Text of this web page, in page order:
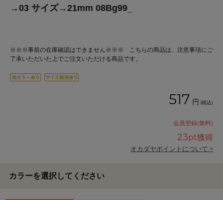
→03 サイズ→21mm 08Bg99_
※※※事前の在庫確認はできません※※※ こちらの商品は、注意事項にご
了承いただいた上でご注文いただける商品です。
517 円 (税込)
会員登録(無料)
23pt獲得
オカダヤポイントについて >
カラーを選択してください